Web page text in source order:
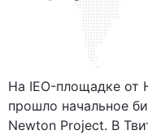
На IEO-площадке от
прошло начальное
Newton Project. В